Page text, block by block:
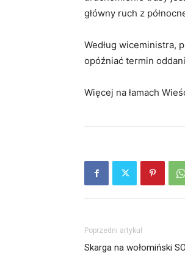
główny ruch z
Według wiceministra,
opóźniać termin
Więcej na łamach
Poprzedni artykuł
Skarga na wołomiński